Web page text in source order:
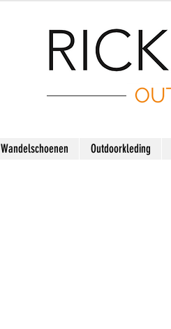
Wandelschoenen Outdoorkleding